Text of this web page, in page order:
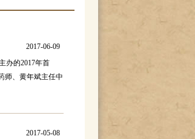
2017-06-09
办的2017年首
师、黄年斌主任中
2017-05-08